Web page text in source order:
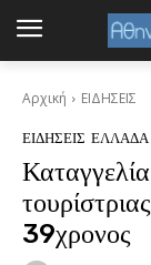
Αρχική ΕΙΔΗΣΕΙΣ
ΕΙΔΗΣΕΙΣ ΕΛΛΑΔΑ
39χρονος